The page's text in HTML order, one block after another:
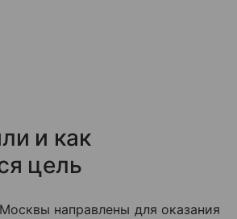
и как
цель
направлены для оказания